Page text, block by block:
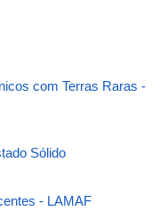
com Terras Raras -
Sólido
- LAMAF